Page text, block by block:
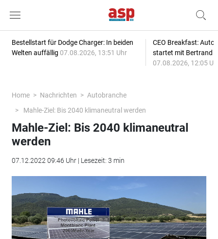
Bestellstart für Dodge Charger: In beiden
Welten auffällig 07.08.2026, 13:51 Uhr
CEO Breakfast:
startet mit Bertrand
07.08.2026, 12:05
Home Nachrichten
Autobranche
Mahle-Ziel: Bis 2040 klimaneutral werden
Mahle-Ziel: Bis 2040 klimaneutral
werden
07.12.2022 09:46 Uhr | Lesezeit: 3 min